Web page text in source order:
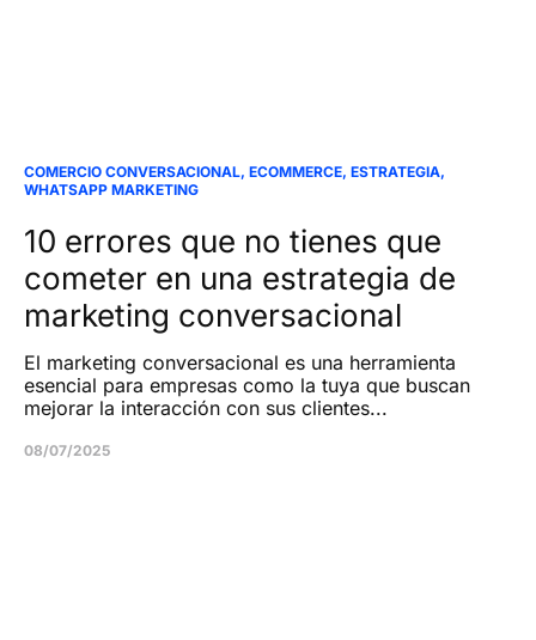
COMERCIO CONVERSACIONAL, ECOMMERCE, ESTRATEGIA,
WHATSAPP MARKETING
10 errores que no tienes que
cometer en una estrategia de
marketing conversacional
El marketing conversacional es una herramienta
esencial para empresas como la tuya que buscan
mejorar la interacción con sus clientes...
08/07/2025